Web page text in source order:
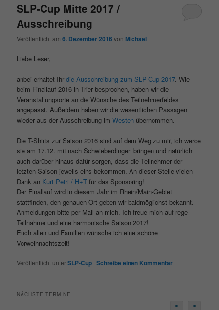
SLP-Cup Mitte 2017 /
Ausschreibung
Veröffentlicht am6. Dezember 2016 von Michael
Liebe Leser,
anbei erhaltet Ihrdie Ausschreibung zum SLP-Cup 2017. Wie
beim Finallauf 2016 in Trier besprochen, haben wir die
Veranstaltungsorte an die Wünsche des Teilnehmerfeldes
angepasst. Außerdem haben wir die wesentlichen Passagen
wieder aus der Ausschreibung imWesten übernommen.
Die T-Shirts zur Saison 2016 sind auf dem Weg zu mir, ich werde
sie am 17.12. mit nach Schwieberdingen bringen und natürlich
auch darüber hinaus dafür sorgen, dass die Teilnehmer der
letzten Saison jeweils eins bekommen. An dieser Stelle vielen
Dank an Kurt Petri / H+T für das Sponsoring!
Der Finallauf wird in diesem Jahr im Rhein/Main-Gebiet
stattfinden, den genauen Ort geben wir baldmöglichst bekannt.
Anmeldungen bitte per Mail an mich. Ich freue mich auf rege
Teilnahme und eine harmonische Saison 2017!
Euch allen und Familien wünsche ich eine schöne
Vorweihnachtszeit!
Veröffentlicht unterSLP-Cup |Schreibe einen Kommentar
NÄCHSTE TERMINE
<
>